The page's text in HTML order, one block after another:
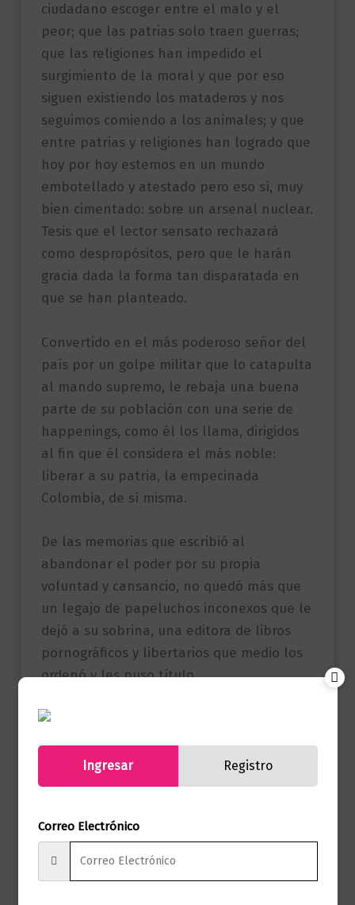
ciudadano escoger entre el malo y el
peor; que las patrias solo traen guerras;
que las religiones han impedido el
surgimiento de la moral y que por eso
siguen existiendo los mataderos y nos
seguimos comiendo a los animales; y que
entre patrias y religiones han logrado que
hoy por hoy estemos en un mundo
embotellado y atestado pero eso sí, muy
bien cimentado: sobre un arsenal nuclear.
Tesis que el lector sensato rechazará
como despropósitos, pero que le harán
gracia dada la forma tan disparatada en
que se han planteado.
Convertido en el más poderoso señor del
país por un golpe militar que lo catapulta
al mando supremo, le rebaja una buena
parte de su población con una serie de
happenings, como él los llama, dirigidos
al fin que él considera el más noble:
liberar a su patria, la empecinada
Colombia, de sí misma.
De las memorias que escribió al
abandonar el poder por su propia
voluntad y cansancio, no quedó más que
un legajo de papeluchos inconexos que le
dejó a su sobrina, una editora de libros
pornográficos y libertarios que medio los
ordenó y les puso título.
(ISBN)
Marca
Páginas 192
Ingresar Registro
Correo Electrónico